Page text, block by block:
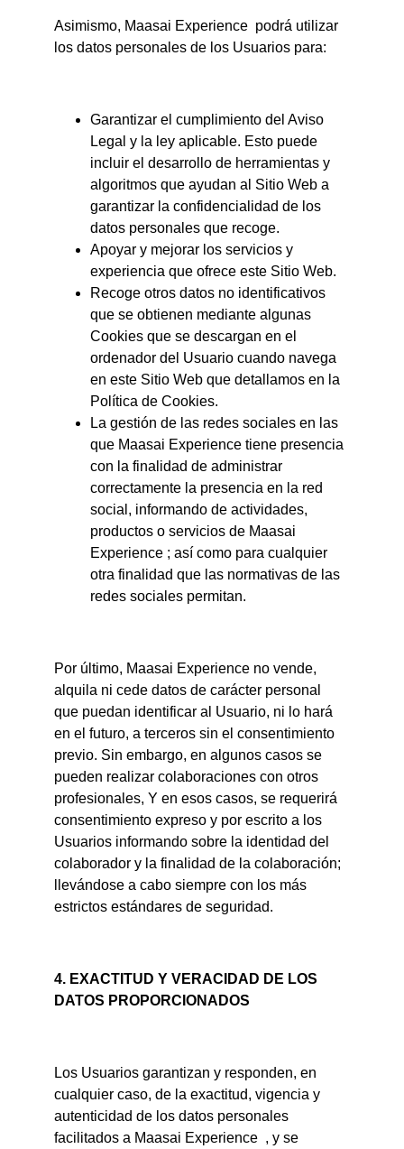
Asimismo, Maasai Experience  podrá utilizar
los datos personales de los Usuarios para:
Garantizar el cumplimiento del Aviso
Legal y la ley aplicable. Esto puede
incluir el desarrollo de herramientas y
algoritmos que ayudan al Sitio Web a
garantizar la confidencialidad de los
datos personales que recoge.
Apoyar y mejorar los servicios y
experiencia que ofrece este Sitio Web.
Recoge otros datos no identificativos
que se obtienen mediante algunas
Cookies que se descargan en el
ordenador del Usuario cuando navega
en este Sitio Web que detallamos en la
Política de Cookies.
La gestión de las redes sociales en las
que Maasai Experience tiene presencia
con la finalidad de administrar
correctamente la presencia en la red
social, informando de actividades,
productos o servicios de Maasai
Experience ; así como para cualquier
otra finalidad que las normativas de las
redes sociales permitan.
Por último, Maasai Experience no vende,
alquila ni cede datos de carácter personal
que puedan identificar al Usuario, ni lo hará
en el futuro, a terceros sin el consentimiento
previo. Sin embargo, en algunos casos se
pueden realizar colaboraciones con otros
profesionales, Y en esos casos, se requerirá
consentimiento expreso y por escrito a los
Usuarios informando sobre la identidad del
colaborador y la finalidad de la colaboración;
llevándose a cabo siempre con los más
estrictos estándares de seguridad.
4. EXACTITUD Y VERACIDAD DE LOS
DATOS PROPORCIONADOS
Los Usuarios garantizan y responden, en
cualquier caso, de la exactitud, vigencia y
autenticidad de los datos personales
facilitados a Maasai Experience  , y se